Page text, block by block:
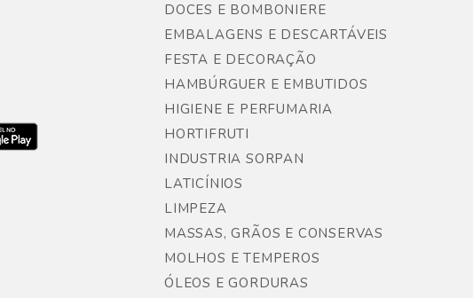
DOCES E BOMBONIERE
EMBALAGENS E DESCARTÁVEIS
FESTA E DECORAÇÃO
HAMBÚRGUER E EMBUTIDOS
HIGIENE E PERFUMARIA
HORTIFRUTI
INDUSTRIA SORPAN
LATICÍNIOS
LIMPEZA
MASSAS, GRÃOS E CONSERVAS
MOLHOS E TEMPEROS
ÓLEOS E GORDURAS